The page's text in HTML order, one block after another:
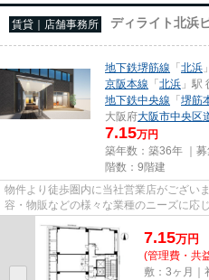
賃貸｜店舗事務所 ディライト北浜
地下鉄堺筋線 「北浜
京阪本線 「北浜 」駅
地下鉄中央線 「堺筋
大阪府大阪市中央区
7.15万円
築年数：築36年 ｜募
階数：9階建
物件より徒歩圏内に当社営業店がござい
容・物販などの様々な業種のニーズに応
尚、弊社ではおとり広告は一切...
7.15万円
(管理費・共
敷：3ヶ月｜